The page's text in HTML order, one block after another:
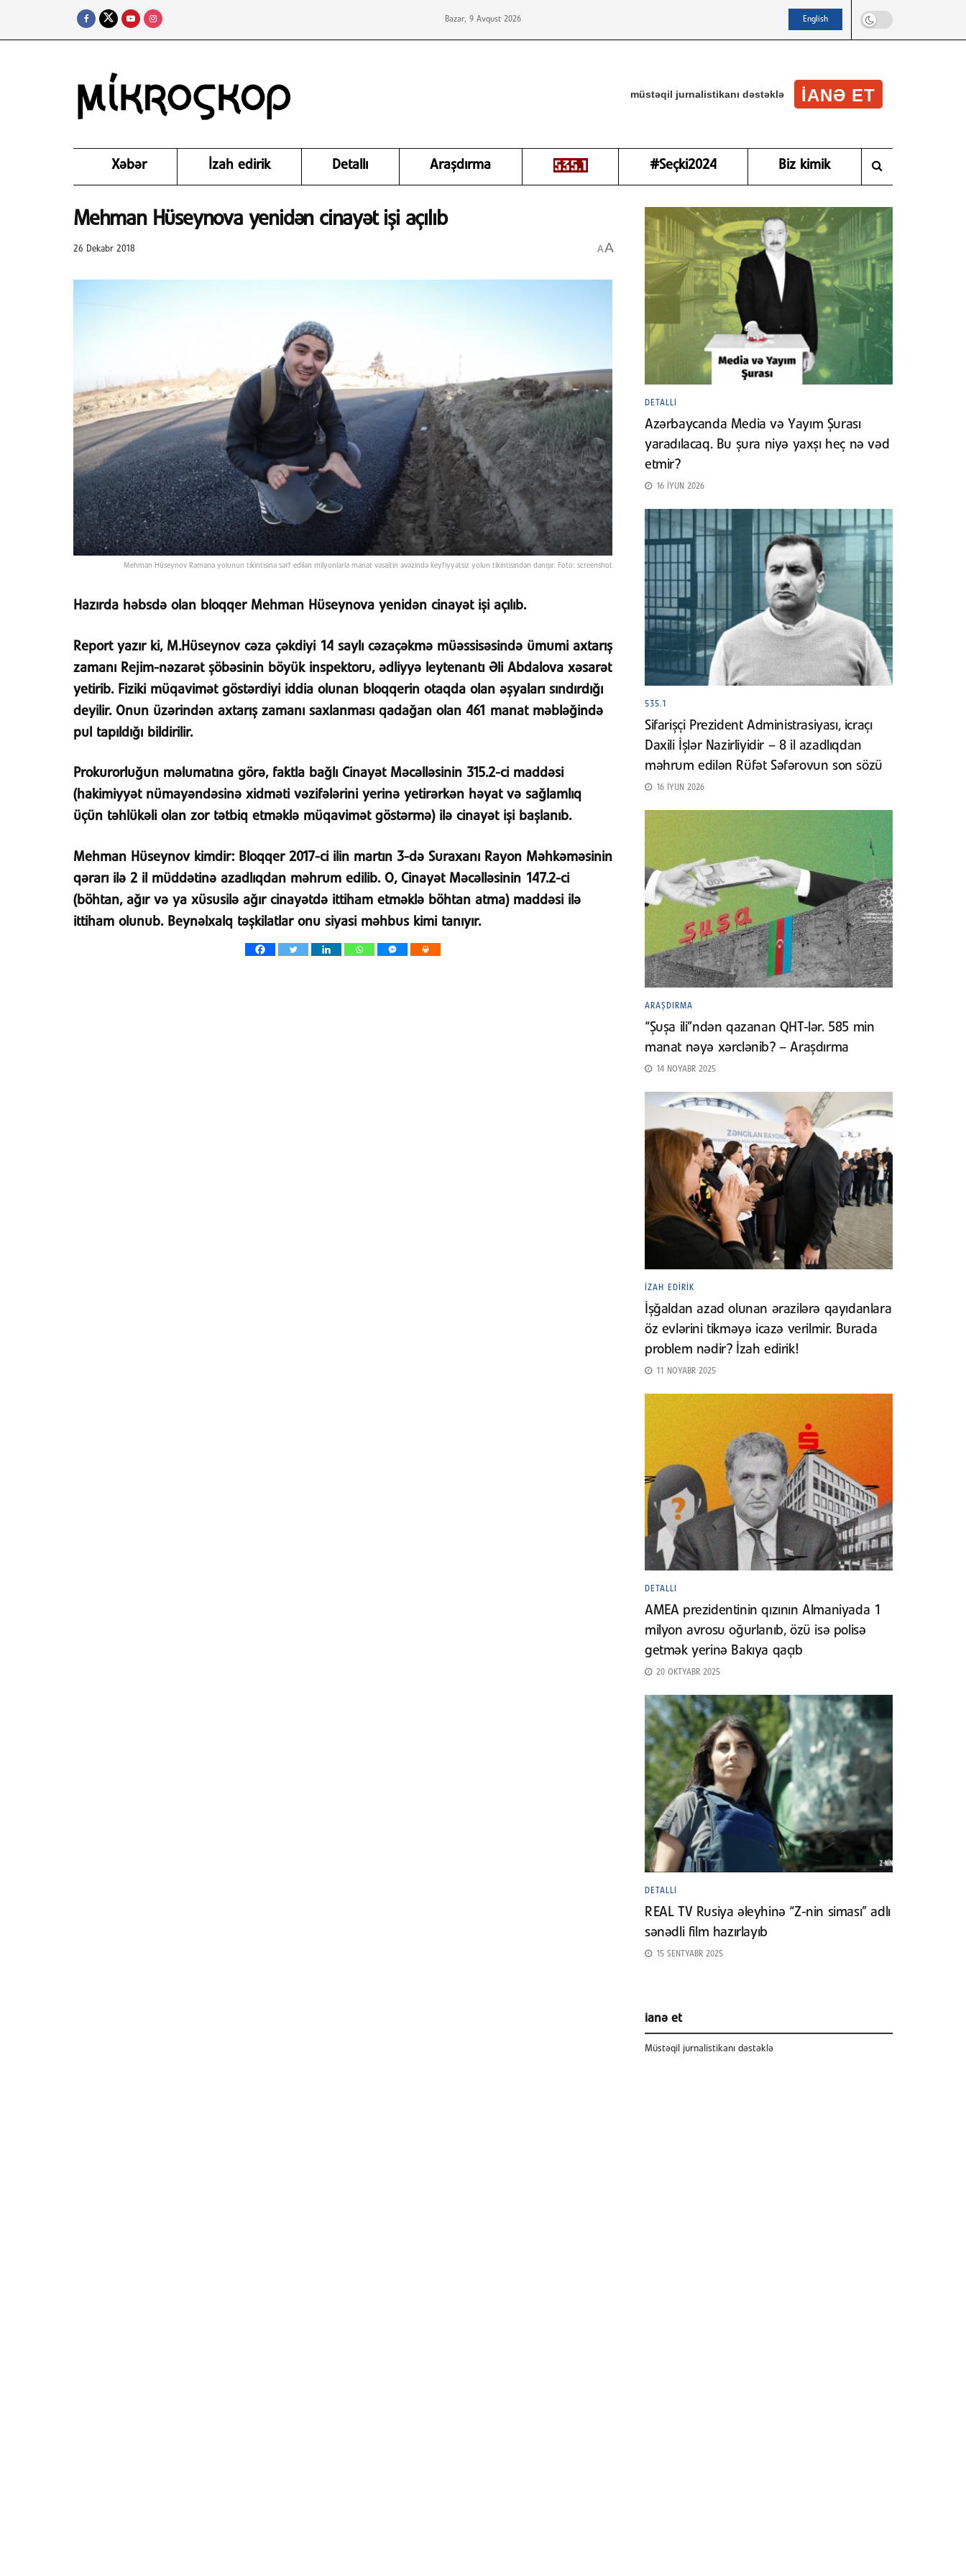
Bazar, 9 Avqust 2026 English
müstəqil jurnalistikanı dəstəklə IANƏ ET
Xəbər İzah edirik Detallı Araşdırma #Seçki2024 Biz kimik
Mehman Hüseynova yenidən cinayət işi açılıb
26 Dekabr 2018 AA
Mehman Hüseynov Ramana yolunun tikintisinə sərf edilən milyonlarla manat vəsaitin əvəzində keyfiyyətsiz yolun tikintisindən danışır. Foto: screenshot
Hazırda həbsdə olan bloqqer Mehman Hüseynova yenidən cinayət işi açılıb.
Report yazır ki, M.Hüseynov cəza çəkdiyi 14 saylı cəzaçəkmə müəssisəsində ümumi axtarış
zamanı Rejim-nəzarət şöbəsinin böyük inspektoru, ədliyyə leytenantı Əli Abdalova xəsarət
yetirib. Fiziki müqavimət göstərdiyi iddia olunan bloqqerin otaqda olan əşyaları sındırdığı
deyilir. Onun üzərindən axtarış zamanı saxlanması qadağan olan 461 manat məbləğində
pul tapıldığı bildirilir.
Prokurorluğun məlumatına görə, faktla bağlı Cinayət Məcəlləsinin 315.2-ci maddəsi
(hakimiyyət nümayəndəsinə xidməti vəzifələrini yerinə yetirərkən həyat və sağlamlıq
üçün təhlükəli olan zor tətbiq etməklə müqavimət göstərmə) ilə cinayət işi başlanıb.
Mehman Hüseynov kimdir: Bloqqer 2017-ci ilin martın 3-də Suraxanı Rayon Məhkəməsinin
qərarı ilə 2 il müddətinə azadlıqdan məhrum edilib. O, Cinayət Məcəlləsinin 147.2-ci
(böhtan, ağır və ya xüsusilə ağır cinayətdə ittiham etməklə böhtan atma) maddəsi ilə
ittiham olunub. Beynəlxalq təşkilatlar onu siyasi məhbus kimi tanıyır.
DETALLI
Azərbaycanda Media və Yayım Şurası
yaradılacaq. Bu şura niyə yaxşı heç nə vəd
etmir?
16 İYUN 2026
535.1
Sifarişçi Prezident Administrasiyası, icraçı
Daxili İşlər Nazirliyidir – 8 il azadlıqdan
məhrum edilən Rüfət Səfərovun son sözü
16 İYUN 2026
ARAŞDIRMA
“Şuşa ili”ndən qazanan QHT-lər. 585 min
manat nəyə xərclənib? – Araşdırma
14 NOYABR 2025
İZAH EDIRIK
İşğaldan azad olunan ərazilərə qayıdanlara
öz evlərini tikməyə icazə verilmir. Burada
problem nədir? İzah edirik!
11 NOYABR 2025
DETALLI
AMEA prezidentinin qızının Almaniyada 1
milyon avrosu oğurlanıb, özü isə polisə
getmək yerinə Bakıya qaçıb
20 OKTYABR 2025
DETALLI
REAL TV Rusiya əleyhinə “Z-nin siması” adlı
sənədli film hazırlayıb
15 SENTYABR 2025
ianə et
Müstəqil jurnalistikanı dəstəklə